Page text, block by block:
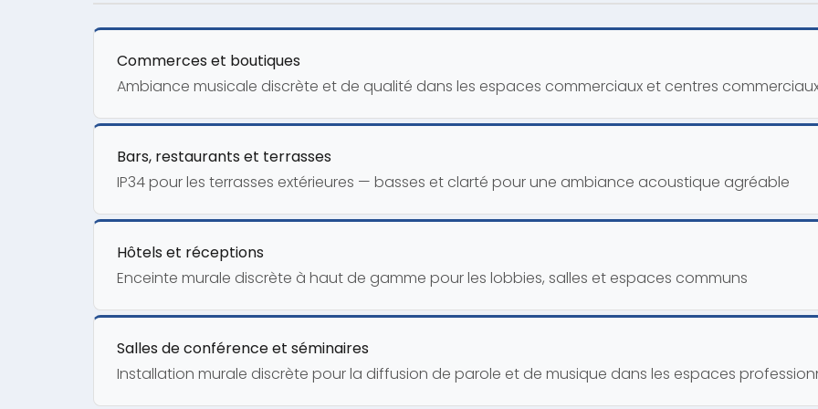
Commerces et boutiques
Ambiance musicale discrète et de qualité dans les espaces commerciaux et centres
Bars, restaurants et terrasses
IP34 pour les terrasses extérieures — basses et clarté pour une ambiance acoustique agréable
Hôtels et réceptions
Enceinte murale discrète à haut de gamme pour les lobbies, salles et espaces communs
Salles de conférence et séminaires
Installation murale discrète pour la diffusion de parole et de musique dans les espaces